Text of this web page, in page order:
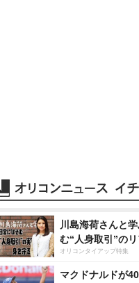
川島海荷さんと
む“人身取引”の
オリコンタイアップ特集
マクドナルドが